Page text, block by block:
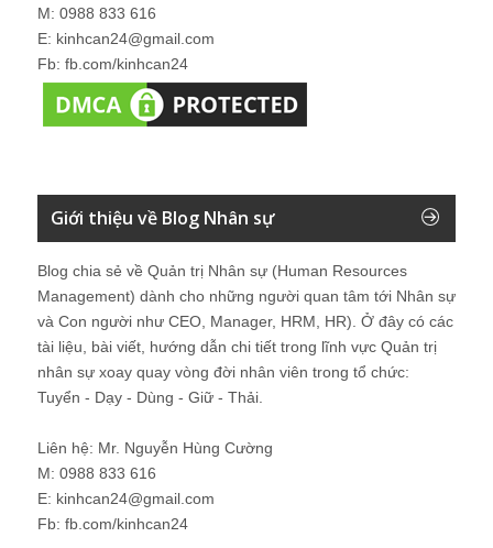
M: 0988 833 616
E: kinhcan24@gmail.com
Fb: fb.com/kinhcan24
Giới thiệu về Blog Nhân sự
Blog chia sẻ về Quản trị Nhân sự (Human Resources
Management) dành cho những người quan tâm tới Nhân sự
và Con người như CEO, Manager, HRM, HR). Ở đây có các
tài liệu, bài viết, hướng dẫn chi tiết trong lĩnh vực Quản trị
nhân sự xoay quay vòng đời nhân viên trong tổ chức:
Tuyển - Dạy - Dùng - Giữ - Thải.
Liên hệ: Mr. Nguyễn Hùng Cường
M: 0988 833 616
E: kinhcan24@gmail.com
Fb: fb.com/kinhcan24